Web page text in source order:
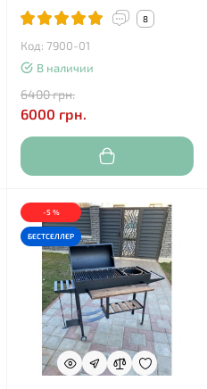
8
Код: 7900-01
В наличии
6400 грн.
6000 грн.
-5 %
БЕСТСЕЛЛЕР